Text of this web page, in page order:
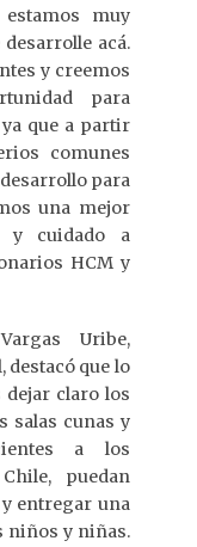
estamos muy
acá.
y creemos
para
que a partir
comunes
para
una mejor
y cuidado a
HCM y
Uribe,
que lo
dejar claro los
salas cunas y
a los
puedan
entregar una
niños y niñas.